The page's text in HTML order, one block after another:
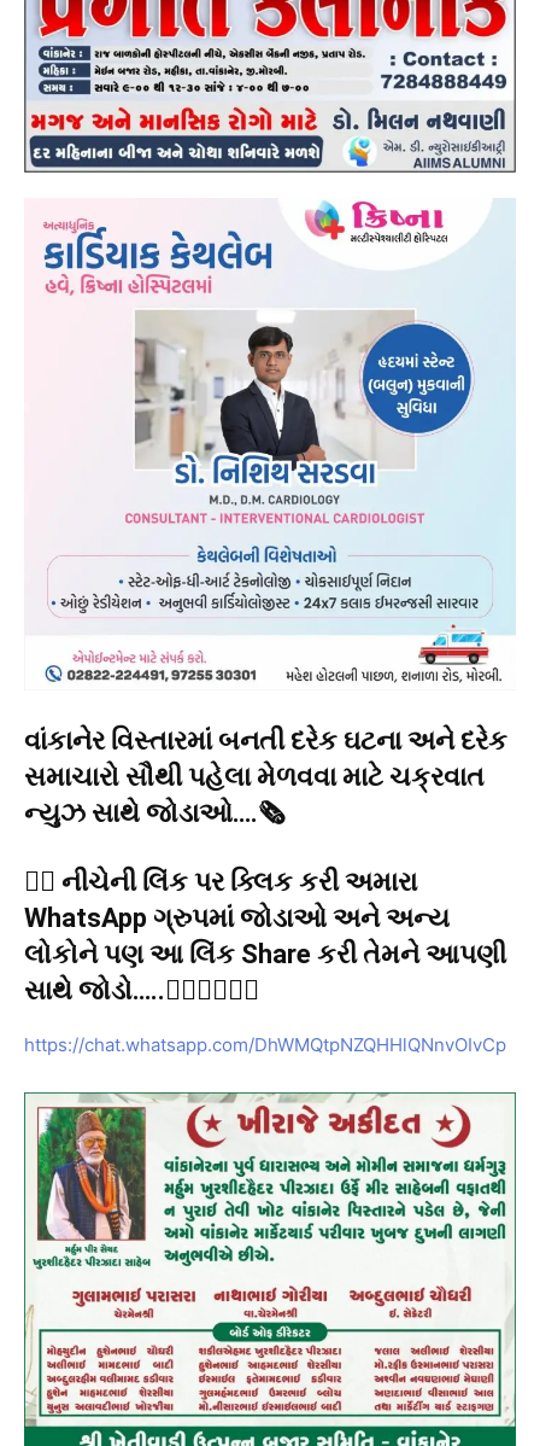
વાંકાનેર વિસ્તારમાં બનતી દરેક ઘટના અને દરેક
સમાચારો સૌથી પહેલા મેળવવા માટે ચક્રવાત
ન્યુઝ સાથે જોડાઓ….🗞️
👉🏻 નીચેની લિંક પર ક્લિક કરી અમારા
WhatsApp ગ્રુપમાં જોડાઓ અને અન્ય
લોકોને પણ આ લિંક Share કરી તેમને આપણી
સાથે જોડો…..👇🏻👇🏻👇🏻
https://chat.whatsapp.com/DhWMQtpNZQHHlQNnvOIvCp